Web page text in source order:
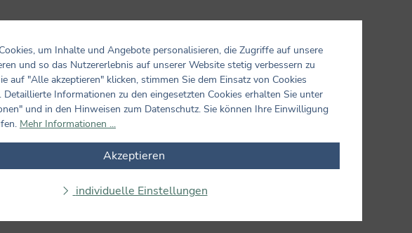
um Inhalte und Angebote personalisieren, die Zugriffe auf unsere
und so das Nutzererlebnis auf unserer Website stetig verbessern zu
auf "Alle akzeptieren" klicken, stimmen Sie dem Einsatz von Cookies
Detaillierte Informationen zu den eingesetzten Cookies erhalten Sie unter
und in den Hinweisen zum Datenschutz. Sie können Ihre Einwilligung
Mehr Informationen ...
Akzeptieren
individuelle Einstellungen